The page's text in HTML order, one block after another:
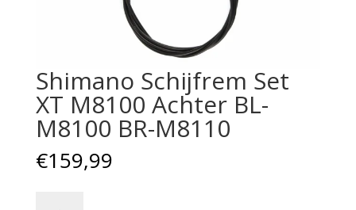
Shimano Schijfrem Set
XT M8100 Achter BL-
M8100 BR-M8110
€159,99